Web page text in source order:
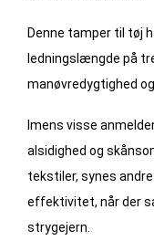
Denne tamper til tøj
ledningslængde på
manøvredygtighed
Imens visse
alsidighed og
tekstiler, synes
effektivitet, når der
strygejern.